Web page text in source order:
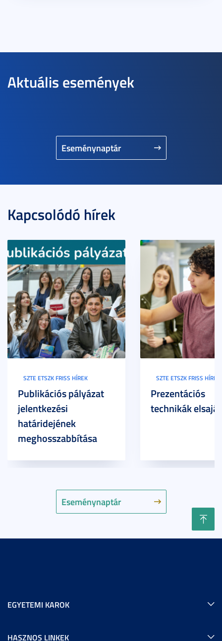
Aktuális események
Eseménynaptár
Kapcsolódó hírek
Eseménynaptár
SZTE ETSZK FRISS HÍREK
Publikációs pályázat
jelentkezési
határidejének
meghosszabbítása
SZTE ETSZK FRISS HÍREK
Prezentációs
technikák
EGYETEMI KAROK
HASZNOS LINKEK